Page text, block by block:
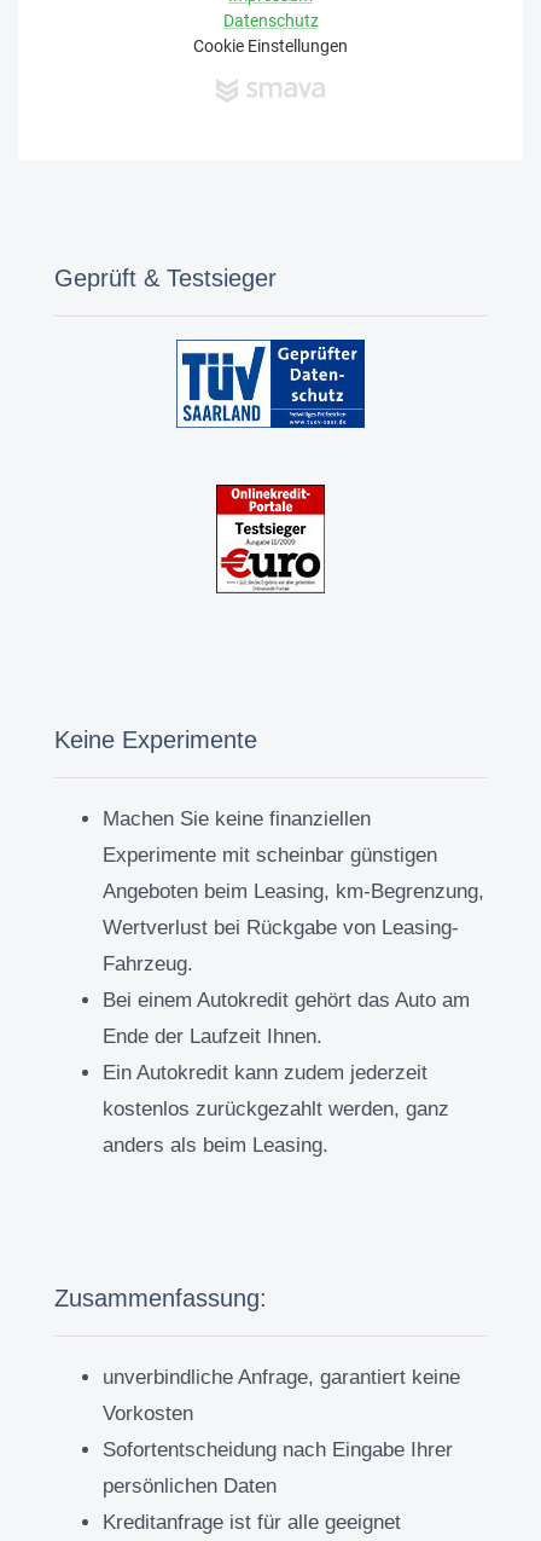
Geprüft & Testsieger
Keine Experimente
Machen Sie keine finanziellen
Experimente mit scheinbar günstigen
Angeboten beim Leasing, km-Begrenzung,
Wertverlust bei Rückgabe von Leasing-
Fahrzeug.
Bei einem Autokredit gehört das Auto am
Ende der Laufzeit Ihnen.
Ein Autokredit kann zudem jederzeit
kostenlos zurückgezahlt werden, ganz
anders als beim Leasing.
Zusammenfassung:
unverbindliche Anfrage, garantiert keine
Vorkosten
Sofortentscheidung nach Eingabe Ihrer
persönlichen Daten
Kreditanfrage ist für alle geeignet